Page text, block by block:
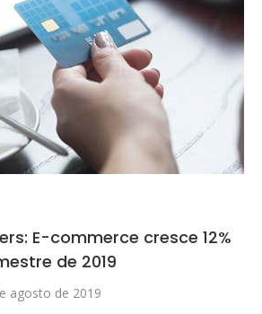
E-commerce cresce 12%
de 2019
agosto de 2019